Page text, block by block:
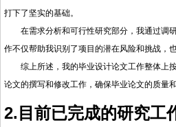
打下了坚实的基础。
在需求分析和可行性研究部分，我通过调
作不仅帮助我识别了项目的潜在风险和挑战，
综上所述，我的毕业设计论文工作整体上
论文的撰写和修改工作，确保毕业论文的质量和
2.目前已完成的研究工